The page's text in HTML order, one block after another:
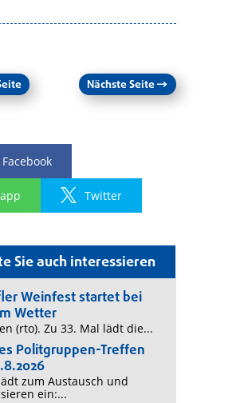
Sie auch interessieren
Weinfest startet bei
Wetter
(rto). Zu 33. Mal lädt die...
Politgruppen-Treffen
zum Austausch und
ein:...
Nächste Seite→
Facebook
Twitter